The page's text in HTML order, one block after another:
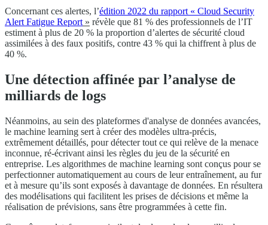
Concernant ces alertes, l’édition 2022 du rapport « Cloud Security
Alert Fatigue Report» révèle que 81 % des professionnels de l’IT
estiment à plus de 20 % la proportion d’alertes de sécurité cloud
assimilées à des faux positifs, contre 43 % qui la chiffrent à plus de
40 %.
Une détection affinée par l’analyse de
milliards de logs
Néanmoins, au sein des plateformes d'analyse de données avancées,
le machine learning sert à créer des modèles ultra-précis,
extrêmement détaillés, pour détecter tout ce qui relève de la menace
inconnue, ré-écrivant ainsi les règles du jeu de la sécurité en
entreprise. Les algorithmes de machine learning sont conçus pour se
perfectionner automatiquement au cours de leur entraînement, au fur
et à mesure qu’ils sont exposés à davantage de données. En résultera
des modélisations qui facilitent les prises de décisions et même la
réalisation de prévisions, sans être programmées à cette fin.